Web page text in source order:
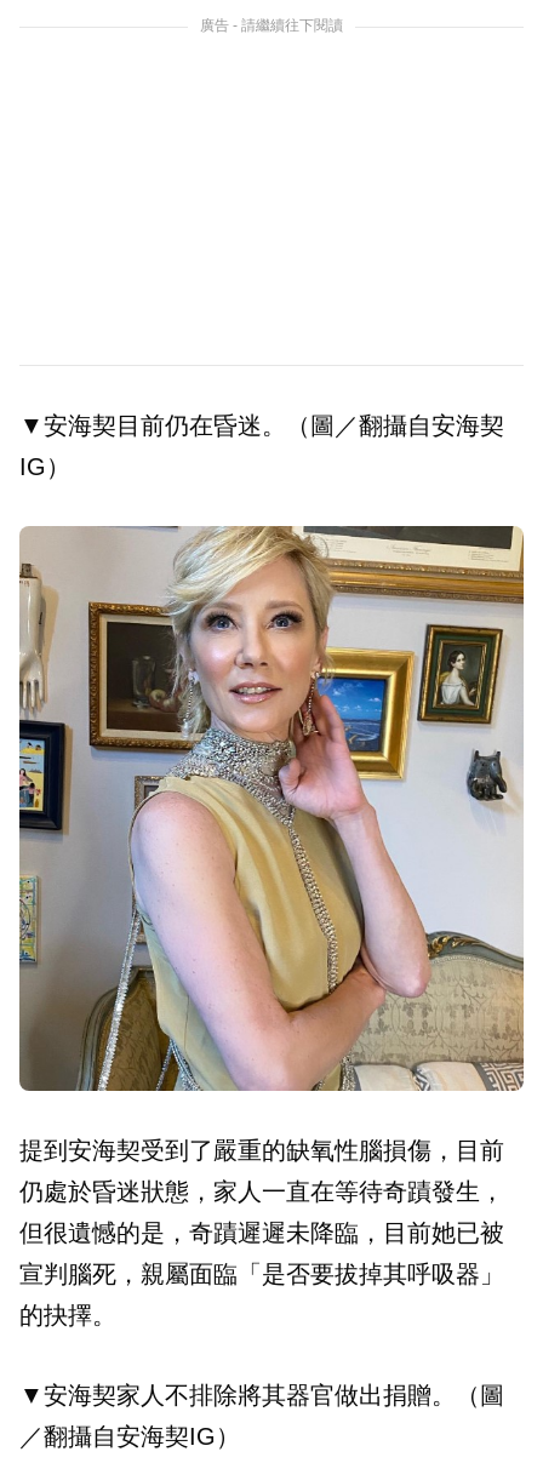
廣告 - 請繼續往下閱讀
▼安海契目前仍在昏迷。（圖／翻攝自安海契
IG）
提到安海契受到了嚴重的缺氧性腦損傷，目前
仍處於昏迷狀態，家人一直在等待奇蹟發生，
但很遺憾的是，奇蹟遲遲未降臨，目前她已被
宣判腦死，親屬面臨「是否要拔掉其呼吸器」
的抉擇。
▼安海契家人不排除將其器官做出捐贈。（圖
／翻攝自安海契IG）